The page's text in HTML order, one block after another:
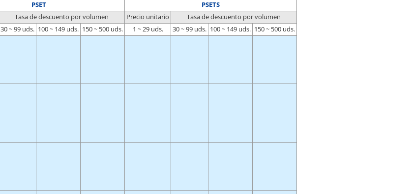
PSET
PSETS
Tasa de descuento por volumen Precio unitario
Tasa de descuento por volumen
30 ~ 99 uds. 100 ~ 149 uds. 150 ~ 500 uds. 1 ~ 29 uds. 30 ~ 99 uds. 100 ~ 149 uds. 150 ~ 500 uds.